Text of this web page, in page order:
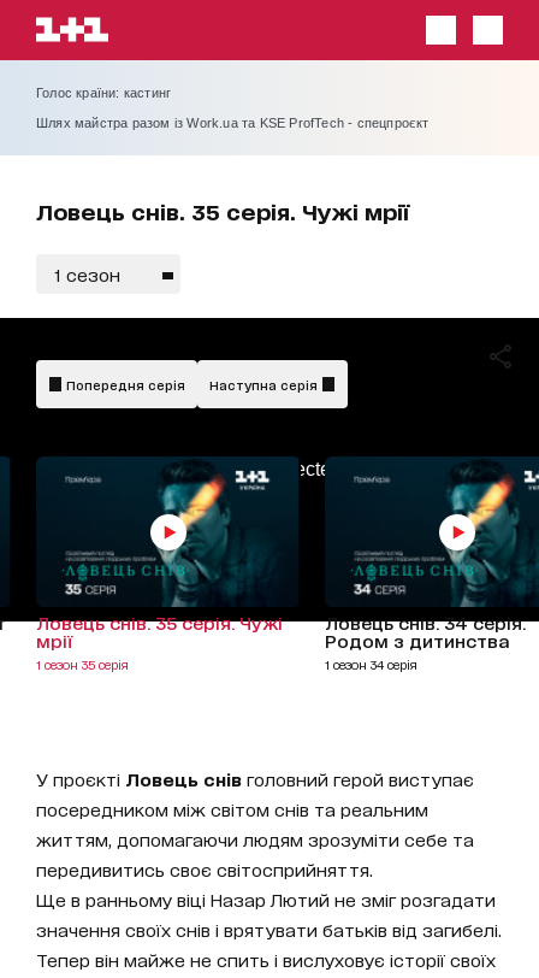
Голос країни: кастинг
Шлях майстра разом із Work.ua та KSE ProfTech - спецпроєкт
Ловець снів. 35 серія. Чужі мрії
1 сезон
AdBlockDetected!
Попередня серія Наступна серія
Ловець снів. 35 серія. Чужі
мрії
1 сезон 35 серія
Ловець снів. 34 серія.
Родом з дитинства
1 сезон 34 серія
У проєкті Ловець снів головний герой виступає
посередником між світом снів та реальним
життям, допомагаючи людям зрозуміти себе та
передивитись своє світосприйняття.
Ще в ранньому віці Назар Лютий не зміг розгадати
значення своїх снів і врятувати батьків від загибелі.
Тепер він майже не спить і вислуховує історії своїх